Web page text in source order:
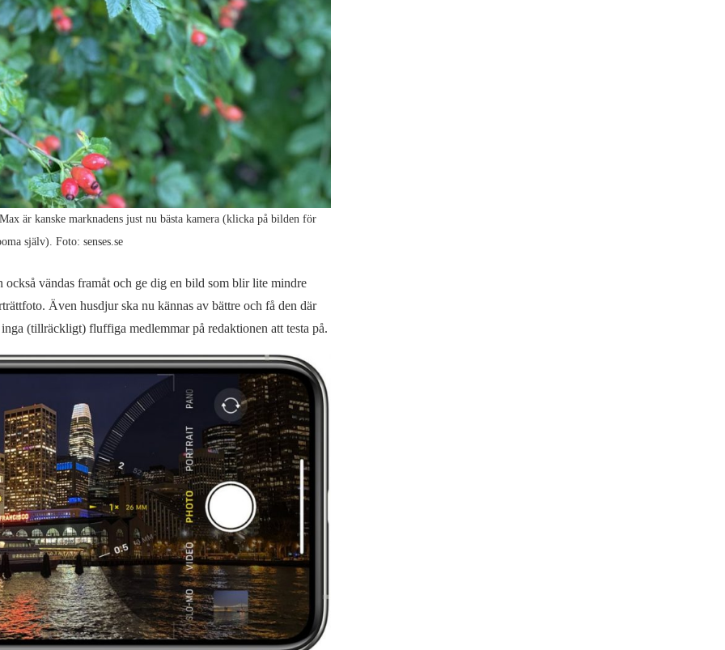
är kanske marknadens just nu bästa kamera (klicka på bilden för
själv). Foto: senses.se
vändas framåt och ge dig en bild som blir lite mindre
Även husdjur ska nu kännas av bättre och få den där
(tillräckligt) fluffiga medlemmar på redaktionen att testa på.